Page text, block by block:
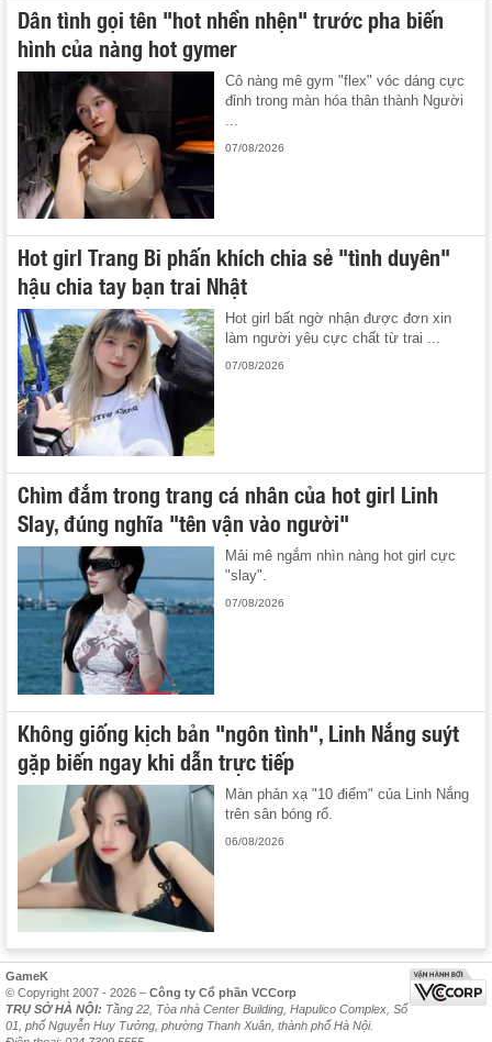
Dân tình gọi tên "hot nhền nhện" trước pha biến
hình của nàng hot gymer
Cô nàng mê gym "flex" vóc dáng cực
đỉnh trong màn hóa thân thành Người
07/08/2026
Hot girl Trang Bi phấn khích chia sẻ "tình duyên"
hậu chia tay bạn trai Nhật
Hot girl bất ngờ nhận được đơn xin
làm người yêu cực chất từ trai ...
07/08/2026
Chìm đắm trong trang cá nhân của hot girl Linh
Slay, đúng nghĩa "tên vận vào người"
Mải mê ngắm nhìn nàng hot girl cực
"slay".
07/08/2026
Không giống kịch bản "ngôn tình", Linh Nắng suýt
gặp biến ngay khi dẫn trực tiếp
Màn phản xạ "10 điểm" của Linh Nắng
trên sân bóng rổ.
06/08/2026
GameK
© Copyright 2007 - 2026 – Công ty Cổ phần VCCorp
TRỤ SỞ HÀ NỘI: Tầng 22, Tòa nhà Center Building, Hapulico Complex, Số
01, phố Nguyễn Huy Tưởng, phường Thanh Xuân, thành phố Hà Nội.